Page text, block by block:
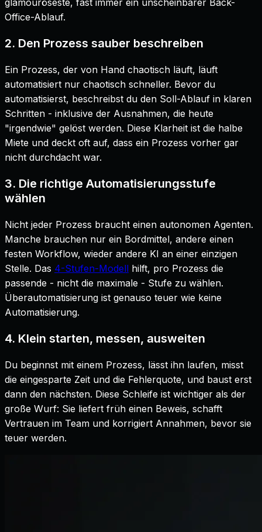
Office-Ablauf.
2. Den Prozess sauber beschreiben
Ein Prozess, der von Hand chaotisch läuft, läuft
automatisiert nur chaotisch schneller. Bevor du
automatisierst, beschreibst du den Soll-Ablauf in klaren
Schritten - inklusive der Ausnahmen, die heute
"irgendwie" gelöst werden. Diese Klarheit ist die halbe
Miete und deckt oft auf, dass ein Prozess vorher gar
nicht durchdacht war.
3. Die richtige Automatisierungsstufe
wählen
Nicht jeder Prozess braucht einen autonomen Agenten.
Manche brauchen nur ein Bordmittel, andere einen
festen Workflow, wieder andere KI an einer einzigen
Stelle. Das 4-Stufen-Modell hilft, pro Prozess die
passende - nicht die maximale - Stufe zu wählen.
Überautomatisierung ist genauso teuer wie keine
Automatisierung.
4. Klein starten, messen, ausweiten
Du beginnst mit einem Prozess, lässt ihn laufen, misst
die eingesparte Zeit und die Fehlerquote, und baust erst
dann den nächsten. Diese Schleife ist wichtiger als der
große Wurf: Sie liefert früh einen Beweis, schafft
Vertrauen im Team und korrigiert Annahmen, bevor sie
teuer werden.